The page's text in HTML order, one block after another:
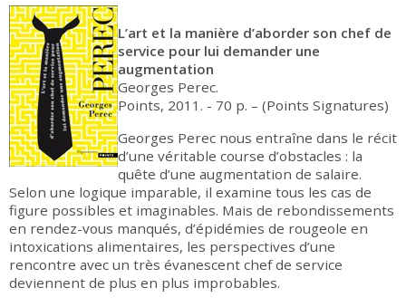
L’art et la manière d’aborder son chef de
service pour lui demander une
augmentation
Georges Perec.
Points, 2011. - 70 p. – (Points Signatures)
Georges Perec nous entraîne dans le récit
d’une véritable course d’obstacles : la
quête d’une augmentation de salaire.
Selon une logique imparable, il examine tous les cas de
figure possibles et imaginables. Mais de rebondissements
en rendez-vous manqués, d’épidémies de rougeole en
intoxications alimentaires, les perspectives d’une
rencontre avec un très évanescent chef de service
deviennent de plus en plus improbables.